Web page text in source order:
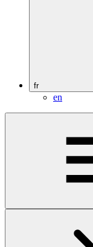
fr
en